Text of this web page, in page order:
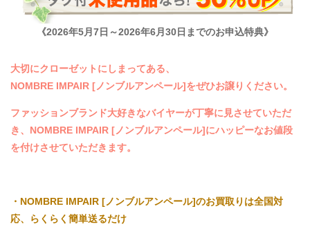
《2026年5月7日～2026年6月30日までのお申込特典》
大切にクローゼットにしまってある、
NOMBRE IMPAIR [ノンブルアンペール]をぜひお譲りください。
ファッションブランド大好きなバイヤーが丁寧に見させていただ
き、NOMBRE IMPAIR [ノンブルアンペール]にハッピーなお値段
を付けさせていただきます。
・NOMBRE IMPAIR [ノンブルアンペール]のお買取りは全国対
応、らくらく簡単送るだけ